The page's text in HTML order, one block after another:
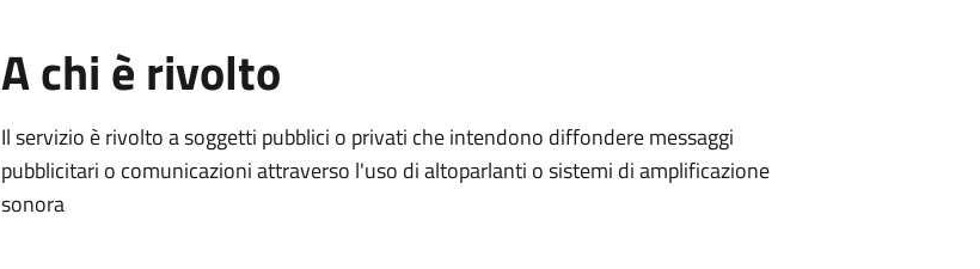
A chi è rivolto
Il servizio è rivolto a soggetti pubblici o privati che intendono diffondere messaggi
pubblicitari o comunicazioni attraverso l'uso di altoparlanti o sistemi di amplificazione
sonora